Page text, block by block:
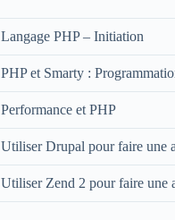
Langage PHP – Initiation
PHP et Smarty :
Performance et PHP
Utiliser Drupal pour faire une
Utiliser Zend 2 pour faire une